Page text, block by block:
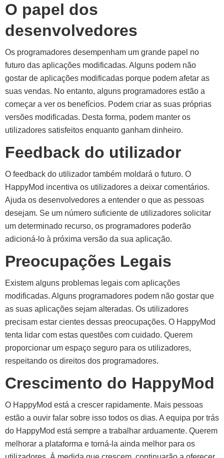
O papel dos
desenvolvedores
Os programadores desempenham um grande papel no
futuro das aplicações modificadas. Alguns podem não
gostar de aplicações modificadas porque podem afetar as
suas vendas. No entanto, alguns programadores estão a
começar a ver os benefícios. Podem criar as suas próprias
versões modificadas. Desta forma, podem manter os
utilizadores satisfeitos enquanto ganham dinheiro.
Feedback do utilizador
O feedback do utilizador também moldará o futuro. O
HappyMod incentiva os utilizadores a deixar comentários.
Ajuda os desenvolvedores a entender o que as pessoas
desejam. Se um número suficiente de utilizadores solicitar
um determinado recurso, os programadores poderão
adicioná-lo à próxima versão da sua aplicação.
Preocupações Legais
Existem alguns problemas legais com aplicações
modificadas. Alguns programadores podem não gostar que
as suas aplicações sejam alteradas. Os utilizadores
precisam estar cientes dessas preocupações. O HappyMod
tenta lidar com estas questões com cuidado. Querem
proporcionar um espaço seguro para os utilizadores,
respeitando os direitos dos programadores.
Crescimento do HappyMod
O HappyMod está a crescer rapidamente. Mais pessoas
estão a ouvir falar sobre isso todos os dias. A equipa por trás
do HappyMod está sempre a trabalhar arduamente. Querem
melhorar a plataforma e torná-la ainda melhor para os